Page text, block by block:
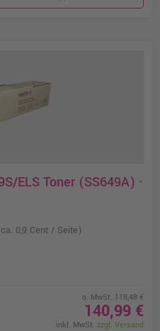
ELS Toner (SS649A) ·
0,9 Cent / Seite)
o. MwSt. 118,48 €
140,99 €
inkl. MwSt. zzgl. Versand